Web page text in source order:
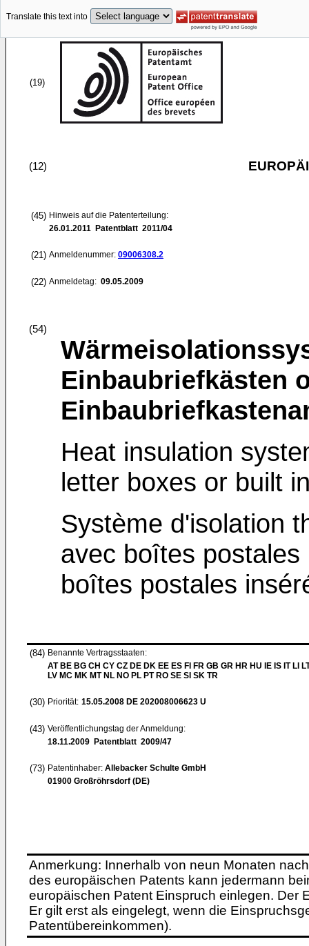
Translate this text into
(19)
(12)
(45) Hinweis auf die Patenterteilung:
26.01.2011 Patentblatt 2011/04
(21) Anmeldenummer: 09006308.2
(22) Anmeldetag: 09.05.2009
(54)
Einbaubriefkästen
Heat insulation
letter boxes or built
Système d'isolation
avec boîtes
boîtes postales
(84) Benannte Vertragsstaaten:
AT BE BG CH CY CZ DE DK EE ES FI FR GB GR HR HU IE IS IT LI
LV MC MK MT NL NO PL PT RO SE SI SK TR
(30) Priorität: 15.05.2008 DE 202008006623 U
(43) Veröffentlichungstag der Anmeldung:
18.11.2009 Patentblatt 2009/47
(73) Patentinhaber: Allebacker Schulte GmbH
01900 Großröhrsdorf (DE)
Anmerkung: Innerhalb von neun Monaten
des europäischen Patents kann jedermann
europäischen Patent Einspruch einlegen. Der
Er gilt erst als eingelegt, wenn die
Patentübereinkommen).